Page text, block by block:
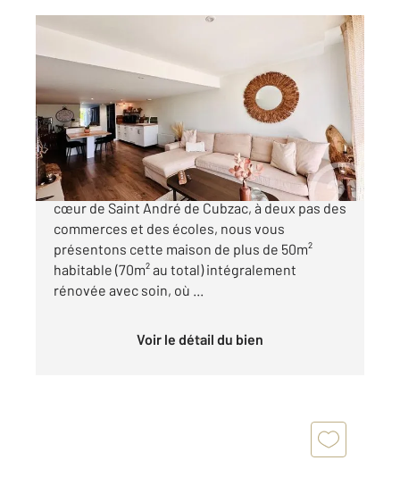
ST ANDRE DE CUBZAC 33
54,35 m
, 2 pièces
Ref : 736
Maison à vendre
176 000 €
CENTRE DE SAINT ANDRE DE CUBZAC En plein
cœur de Saint André de Cubzac, à deux pas des
commerces et des écoles, nous vous
présentons cette maison de plus de 50m²
habitable (70m² au total) intégralement
rénovée avec soin, où ...
Voir le détail du bien